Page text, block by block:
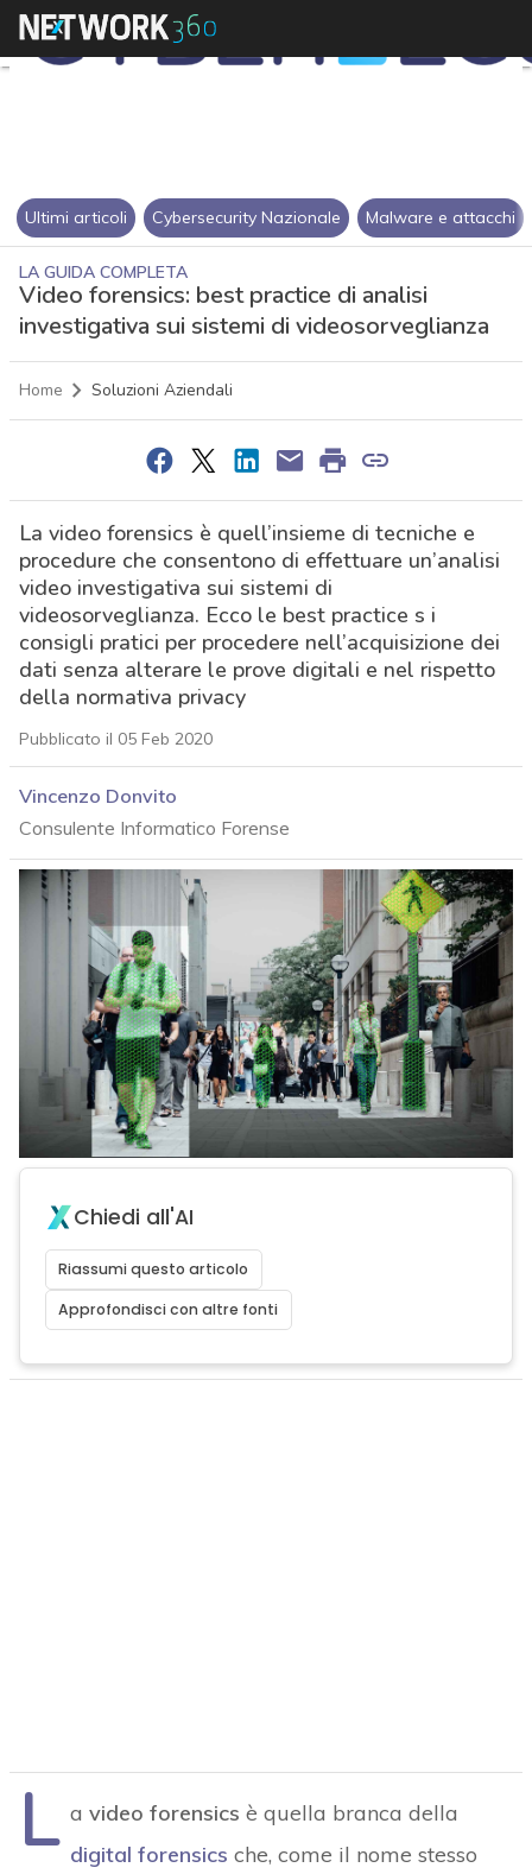
Ultimi articoli Cybersecurity Nazionale Malware e attacchi
LA GUIDA COMPLETA
Video forensics: best practice di analisi
investigativa sui sistemi di videosorveglianza
Home Soluzioni Aziendali
La video forensics è quell’insieme di tecniche e
procedure che consentono di effettuare un’analisi
video investigativa sui sistemi di
videosorveglianza. Ecco le best practice s i
consigli pratici per procedere nell’acquisizione dei
dati senza alterare le prove digitali e nel rispetto
della normativa privacy
Pubblicato il 05 Feb 2020
Vincenzo Donvito
Consulente Informatico Forense
Chiedi all'AI
Riassumi questo articolo
Approfondisci con altre fonti
L a video forensics è quella branca della
digital forensics che, come il nome stesso